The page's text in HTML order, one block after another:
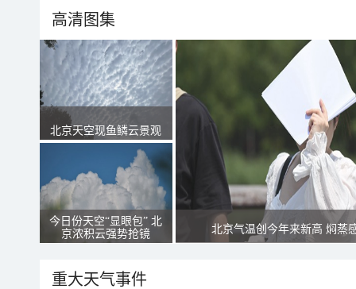
高清图集
北京天空现鱼鳞云景观
今日份天空“显眼包” 北
京浓积云强势抢镜
北京气温创今年来新高 焖蒸
重大天气事件